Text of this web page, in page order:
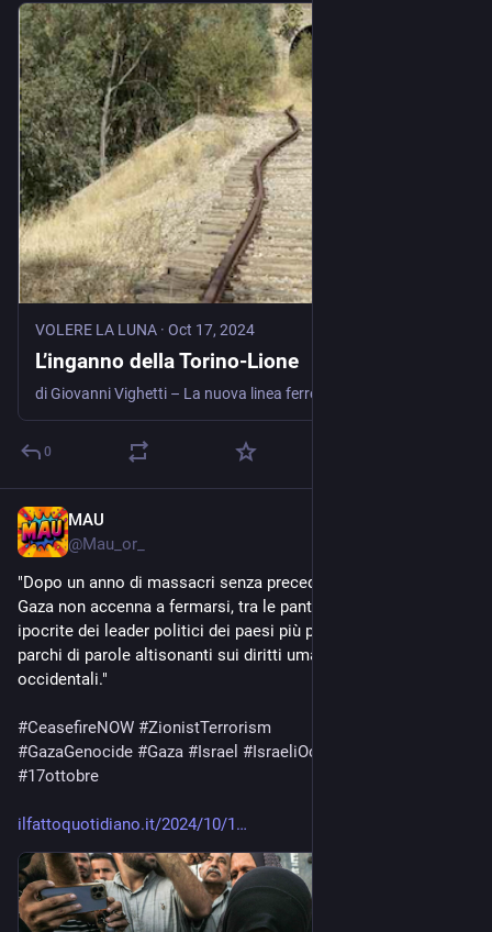
VOLERE LA LUNA · Oct 17, 2024
L’inganno della Torino-Lione
0
MAU
@Mau_or_
"Dopo un anno di massacri senza precedenti recenti l’orrore a
Gaza non accenna a fermarsi, tra le pantomime e moine
ipocrite dei leader politici dei paesi più potenti al mondo, mai
parchi di parole altisonanti sui diritti umani e sui valori
occidentali."
#CeasefireNOW #ZionistTerrorism
#GazaGenocide #Gaza #Israel #IsraeliOccupation
#17ottobre
ilfattoquotidiano.it/2024/10/1